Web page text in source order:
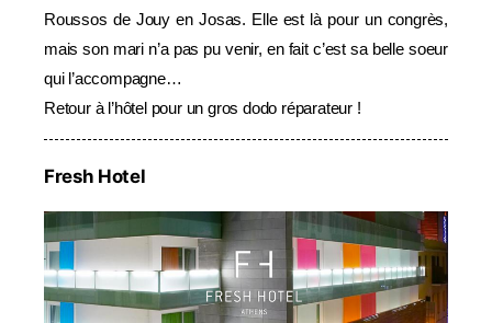
Roussos de Jouy en Josas. Elle est là pour un congrès,
mais son mari n’a pas pu venir, en fait c’est sa belle soeur
qui l’accompagne…
Retour à l’hôtel pour un gros dodo réparateur !
Fresh Hotel